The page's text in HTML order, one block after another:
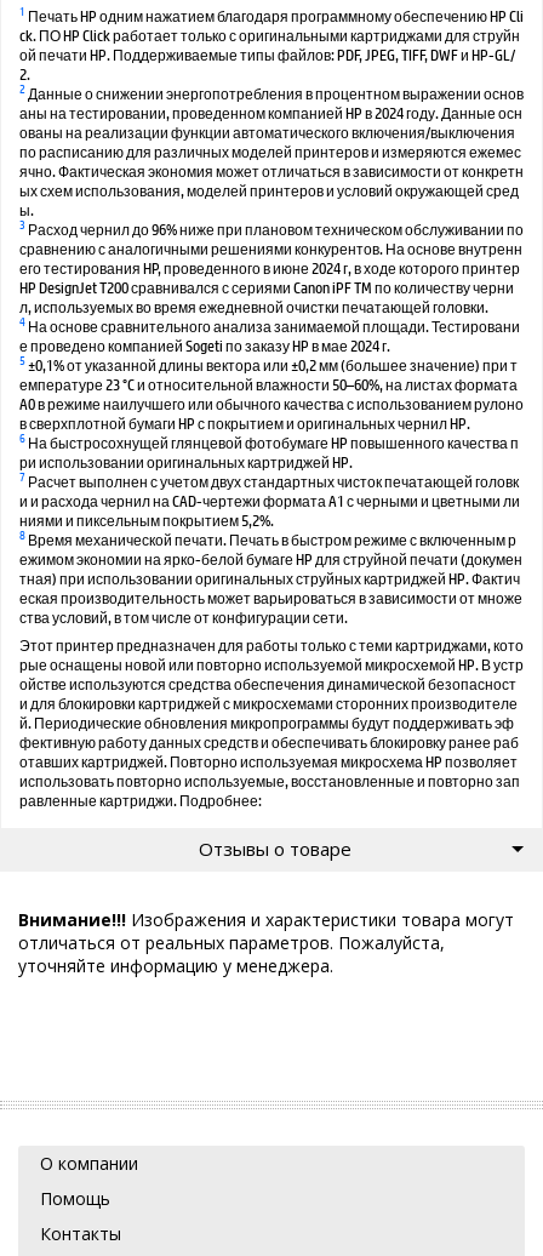
1 Печать HP одним нажатием благодаря программному обеспечению HP Cli
ck. ПО HP Click работает только с оригинальными картриджами для струйн
ой печати HP. Поддерживаемые типы файлов: PDF, JPEG, TIFF, DWF и HP-GL/
2.
2Данные о снижении энергопотребления в процентном выражении основ
аны на тестировании, проведенном компанией HP в 2024 году. Данные осн
ованы на реализации функции автоматического включения/выключения
по расписанию для различных моделей принтеров и измеряются ежемес
ячно. Фактическая экономия может отличаться в зависимости от конкретн
ых схем использования, моделей принтеров и условий окружающей сред
ы.
3 Расход чернил до 96% ниже при плановом техническом обслуживании по
сравнению с аналогичными решениями конкурентов. На основе внутренн
его тестирования HP, проведенного в июне 2024 г, в ходе которого принтер
HP DesignJet T200 сравнивался с сериями Canon iPF TM по количеству черни
л, используемых во время ежедневной очистки печатающей головки.
4 На основе сравнительного анализа занимаемой площади. Тестировани
е проведено компанией Sogeti по заказу HP в мае 2024 г.
5±0,1% от указанной длины вектора или ±0,2 мм (большее значение) при т
емпературе 23 °C и относительной влажности 50–60%, на листах формата
A0 в режиме наилучшего или обычного качества с использованием рулоно
в сверхплотной бумаги HP с покрытием и оригинальных чернил HP.
6 На быстросохнущей глянцевой фотобумаге HP повышенного качества п
ри использовании оригинальных картриджей HP.
7 Расчет выполнен с учетом двух стандартных чисток печатающей головк
и и расхода чернил на CAD-чертежи формата A1 с черными и цветными ли
ниями и пиксельным покрытием 5,2%.
8 Время механической печати. Печать в быстром режиме с включенным р
ежимом экономии на ярко-белой бумаге HP для струйной печати (докумен
тная) при использовании оригинальных струйных картриджей HP. Фактич
еская производительность может варьироваться в зависимости от множе
ства условий, в том числе от конфигурации сети.
Этот принтер предназначен для работы только с теми картриджами, кото
рые оснащены новой или повторно используемой микросхемой HP. В устр
ойстве используются средства обеспечения динамической безопасност
и для блокировки картриджей с микросхемами сторонних производителе
й. Периодические обновления микропрограммы будут поддерживать эф
фективную работу данных средств и обеспечивать блокировку ранее раб
отавших картриджей. Повторно используемая микросхема HP позволяет
использовать повторно используемые, восстановленные и повторно зап
равленные картриджи. Подробнее:
Отзывы о товаре
Внимание!!! Изображения и характеристики товара могут
отличаться от реальных параметров. Пожалуйста,
уточняйте информацию у менеджера.
О компании
Помощь
Контакты